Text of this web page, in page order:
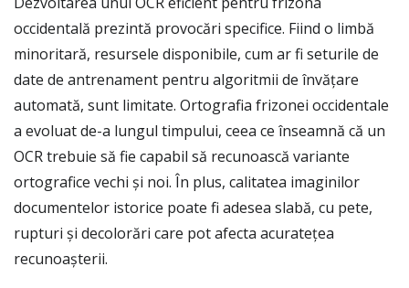
occidentală prezintă provocări specifice. Fiind o limbă
minoritară, resursele disponibile, cum ar fi seturile de
date de antrenament pentru algoritmii de învățare
automată, sunt limitate. Ortografia frizonei occidentale
a evoluat de-a lungul timpului, ceea ce înseamnă că un
OCR trebuie să fie capabil să recunoască variante
ortografice vechi și noi. În plus, calitatea imaginilor
documentelor istorice poate fi adesea slabă, cu pete,
rupturi și decolorări care pot afecta acuratețea
recunoașterii.